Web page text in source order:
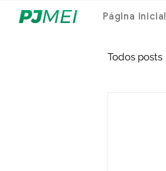
Página inicial
Todos posts